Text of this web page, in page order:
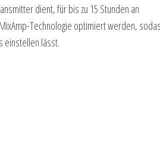
dient, für bis zu 15 Stunden an
Technologie optimiert werden,
einstellen lässt.